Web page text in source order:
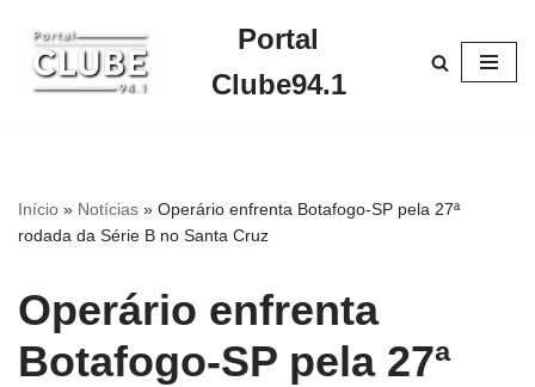
Pular
para
Portal
Clube94.1
Início » Notícias » Operário enfrenta Botafogo-SP pela 27ª
rodada da Série B no Santa Cruz
Operário enfrenta
Botafogo-SP pela 27ª